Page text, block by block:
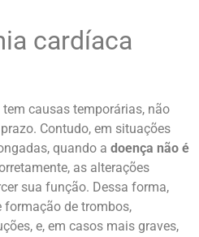
cardíaca
causas temporárias, não
Contudo, em situações
quando a doença não é
as alterações
sua função. Dessa forma,
formação de trombos,
e, em casos mais graves,